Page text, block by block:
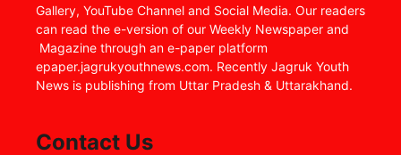
Gallery, YouTube Channel and Social Media. Our readers
can read the e-version of our Weekly Newspaper and
Magazine through an e-paper platform
epaper.jagrukyouthnews.com. Recently Jagruk Youth
News is publishing from Uttar Pradesh & Uttarakhand.
Contact Us